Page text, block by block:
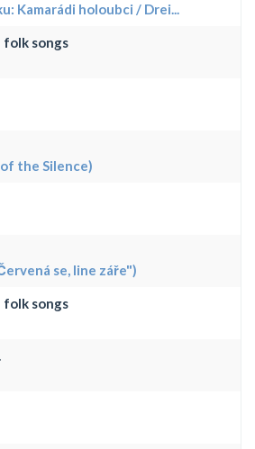
Kamarádi holoubci / Drei...
folk songs
the Silence)
se, line záře")
folk songs